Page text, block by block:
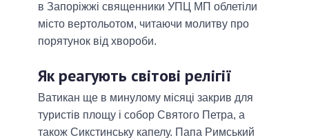
в Запоріжжі священники УПЦ МП облетіли
місто вертольотом, читаючи молитву про
порятунок від хвороби.
Як реагують світові релігії
Ватикан ще в минулому місяці закрив для
туристів площу і собор Святого Петра, а
також Сикстинську капелу. Папа Римський